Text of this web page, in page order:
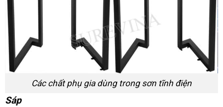
Các chất phụ gia dùng trong sơn tĩnh điện
Sáp